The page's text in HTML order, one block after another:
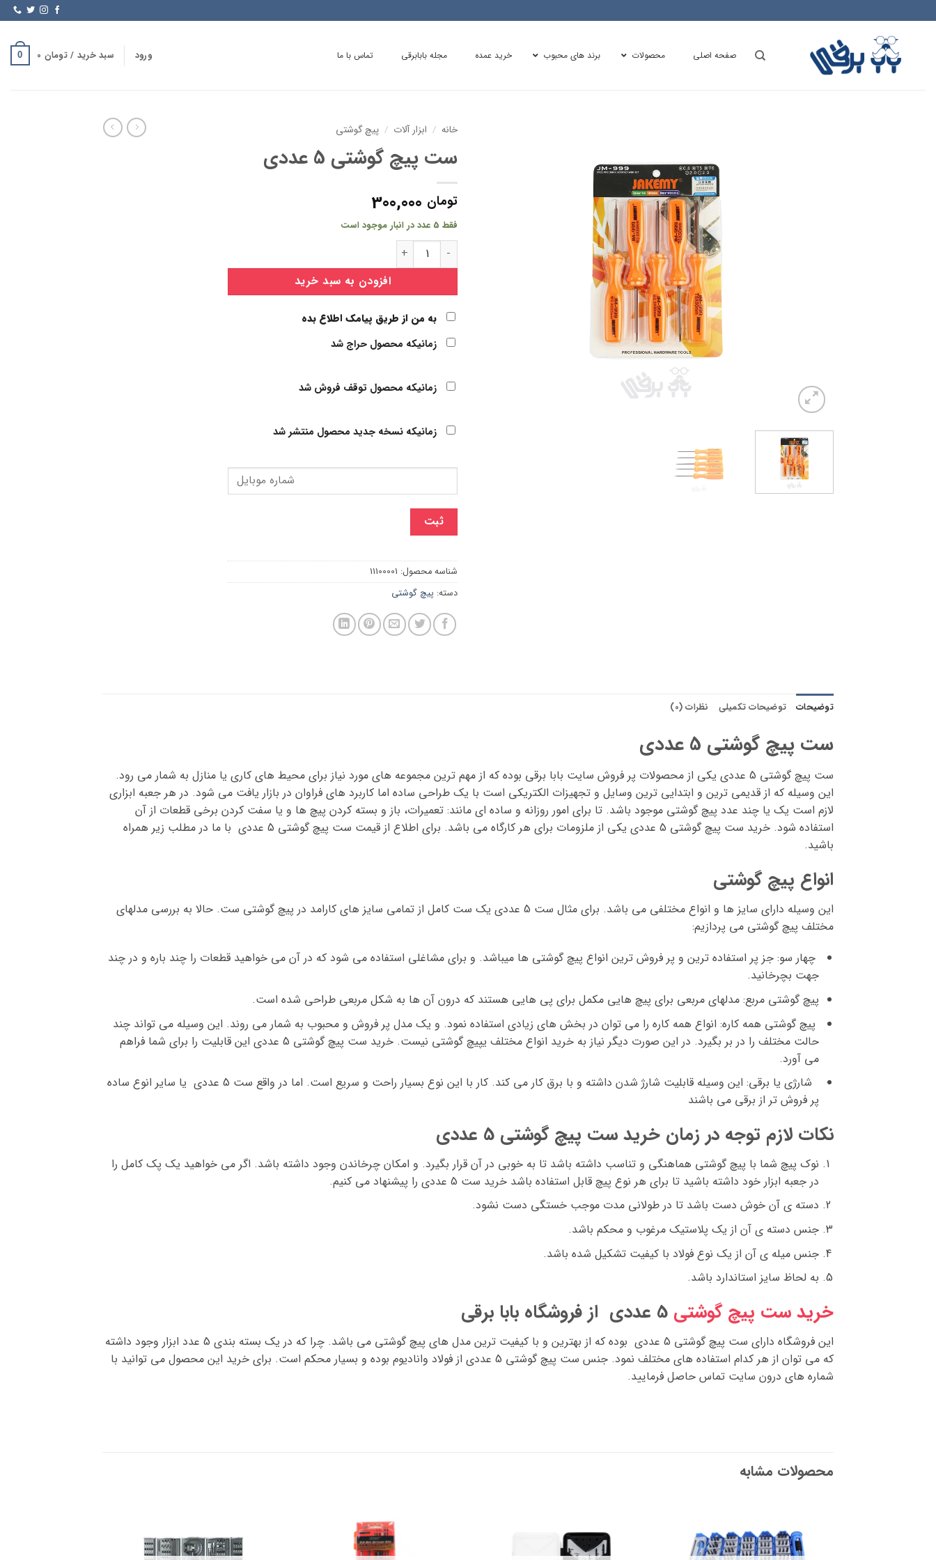
to
content
صفحه اصلی محصولات برند های محبوب خرید عمده مجله بابابرقی تماس با ما ورود سبد خرید /تومان 0
خانه / ابزار آلات / پیچ گوشتی
ست پیچ گوشتی 5 عددی
تومان
فقط 5 عدد در انبار موجود است
ست پیچ گوشتی 5 عددی عدد
افزودن به سبد خرید
به من از طریق پیامک اطلاع بده
زمانیکه محصول حراج شد
زمانیکه محصول توقف فروش شد
زمانیکه نسخه جدید محصول منتشر شد
ثبت
شناسه محصول: 11100001
دسته: پیچ گوشتی
توضیحات توضیحات تکمیلی نظرات (0)
ست پیچ گوشتی 5 عددی
ست پیچ گوشتی 5 عددی یکی از محصولات پر فروش سایت بابا برقی بوده که از مهم ترین مجموعه های مورد نیاز برای محیط های کاری یا منازل به شمار می رود.
این وسیله که از قدیمی ترین و ابتدایی ترین وسایل و تجهیزات الکتریکی است با یک طراحی ساده اما کاربرد های فراوان در بازار یافت می شود. در هر جعبه ابزاری
لازم است یک یا چند عدد پیچ گوشتی موجود باشد. تا برای امور روزانه و ساده ای مانند: تعمیرات، باز و بسته کردن پیچ ها و یا سفت کردن برخی قطعات از آن
استفاده شود. خرید ست پیچ گوشتی 5 عددی یکی از ملزومات برای هر کارگاه می باشد. برای اطلاع از قیمت ست پیچ گوشتی 5 عددی با ما در مطلب زیر همراه
باشید.
انواع پیچ گوشتی
این وسیله دارای سایز ها و انواع مختلفی می باشد. برای مثال ست 5 عددی یک ست کامل از تمامی سایز های کارامد در پیچ گوشتی ست. حالا به بررسی مدلهای
مختلف پیچ گوشتی می پردازیم:
چهار سو: جز پر استفاده ترین و پر فروش ترین انواع پیچ گوشتی ها میباشد. و برای مشاغلی استفاده می شود که در آن می خواهید قطعات را چند باره و در چند
جهت بچرخانید.
پیچ گوشتی مربع: مدلهای مربعی برای پیچ هایی مکمل برای پی هایی هستند که درون آن ها به شکل مربعی طراحی شده است.
پیچ گوشتی همه کاره: انواع همه کاره را می توان در بخش های زیادی استفاده نمود. و یک مدل پر فروش و محبوب به شمار می روند. این وسیله می تواند چند
حالت مختلف را در بر بگیرد. در این صورت دیگر نیاز به خرید انواع مختلف یپیچ گوشتی نیست. خرید ست پیچ گوشتی 5 عددی این قابلیت را برای شما فراهم
می آورد.
شارژی یا برقی: این وسیله قابلیت شارژ شدن داشته و با برق کار می کند. کار با این نوع بسیار راحت و سریع است. اما در واقع ست 5 عددی یا سایر انوع ساده
پر فروش تر از برقی می باشند
نکات لازم توجه در زمان خرید ست پیچ گوشتی 5 عددی
نوک پیچ شما با پیچ گوشتی هماهنگی و تناسب داشته باشد تا به خوبی در آن قرار بگیرد. و امکان چرخاندن وجود داشته باشد. اگر می خواهید یک پک کامل را
در جعبه ابزار خود داشته باشید تا برای هر نوع پیچ قابل استفاده باشد خرید ست 5 عددی را پیشنهاد می کنیم.
دسته ی آن خوش دست باشد تا در طولانی مدت موجب خستگی دست نشود.
جنس دسته ی آن از یک پلاستیک مرغوب و محکم باشد.
جنس میله ی آن از یک نوع فولاد با کیفیت تشکیل شده باشد.
به لحاظ سایز استاندارد باشد.
خرید ست پیچ گوشتی
این فروشگاه دارای ست پیچ گوشتی 5 عددی بوده که از بهترین و با کیفیت ترین مدل های پیچ گوشتی می باشد. چرا که در یک بسته بندی 5 عدد ابزار وجود داشته
که می توان از هر کدام استفاده های مختلف نمود. جنس ست پیچ گوشتی 5 عددی از فولاد وانادیوم بوده و بسیار محکم است. برای خرید این محصول می توانید با
شماره های درون سایت تماس حاصل فرمایید.
محصولات مشابه